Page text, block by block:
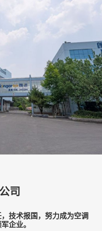
司
技术报国，努力成为空调
企业。